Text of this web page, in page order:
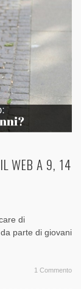
WEB A 9, 14
di
parte di giovani
1 Commento